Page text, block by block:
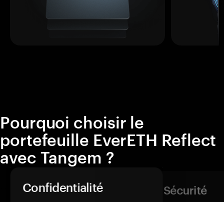
Pourquoi choisir le
portefeuille EverETH Reflect
avec Tangem ?
Confidentialité Sécurité